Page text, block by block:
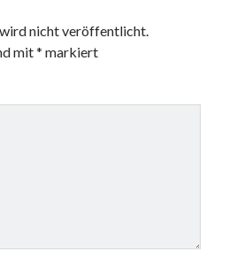
nicht veröffentlicht.
mit* markiert